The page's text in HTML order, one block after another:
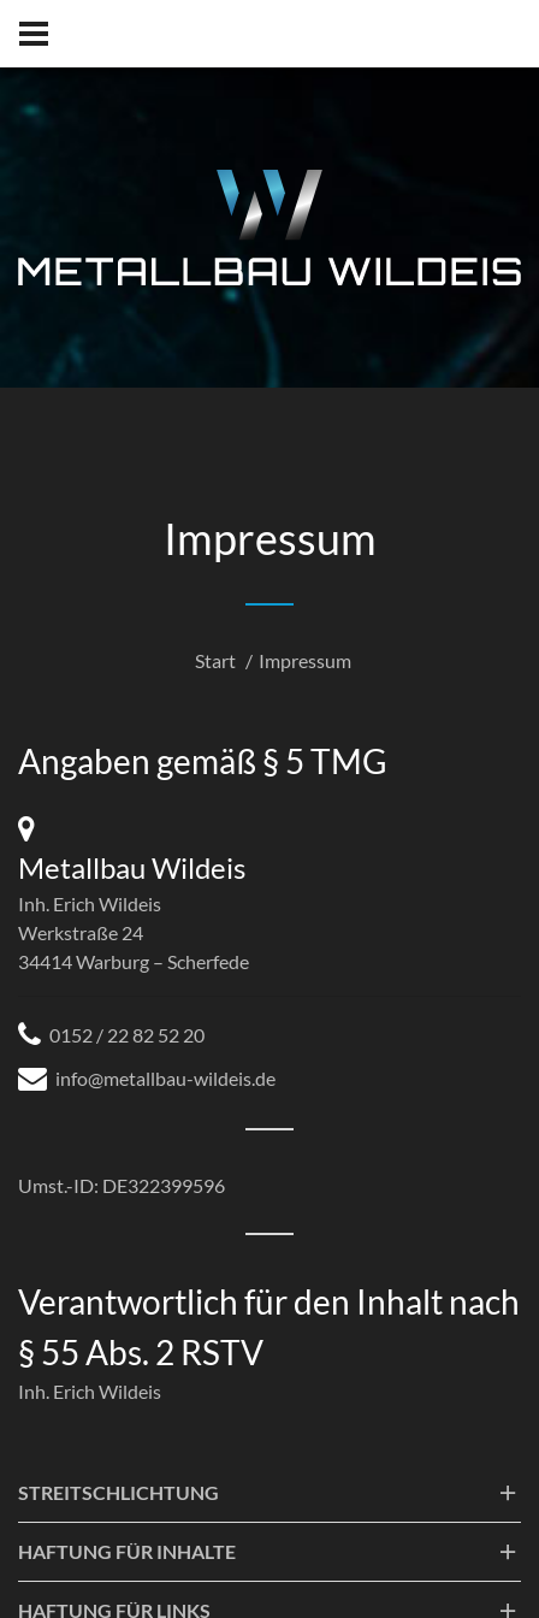
Impressum
Start Impressum
Angaben gemäß § 5 TMG
Metallbau Wildeis
Inh. Erich Wildeis
Werkstraße 24
34414 Warburg – Scherfede
0152 / 22 82 52 20
info@metallbau-wildeis.de
Umst.-ID: DE322399596
Verantwortlich für den Inhalt nach
§ 55 Abs. 2 RSTV
Inh. Erich Wildeis
STREITSCHLICHTUNG
HAFTUNG FÜR INHALTE
HAFTUNG FÜR LINKS